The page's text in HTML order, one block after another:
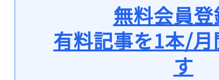
無料会員
有料記事を1本/
す